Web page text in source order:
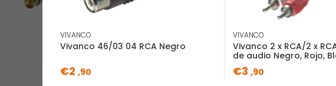
VIVANCO
Vivanco 46/03 04 RCA Negro
€2 ,90
VIVANCO
Vivanco 2 x RCA/2 x
de audio Negro, Rojo,
€3 ,90